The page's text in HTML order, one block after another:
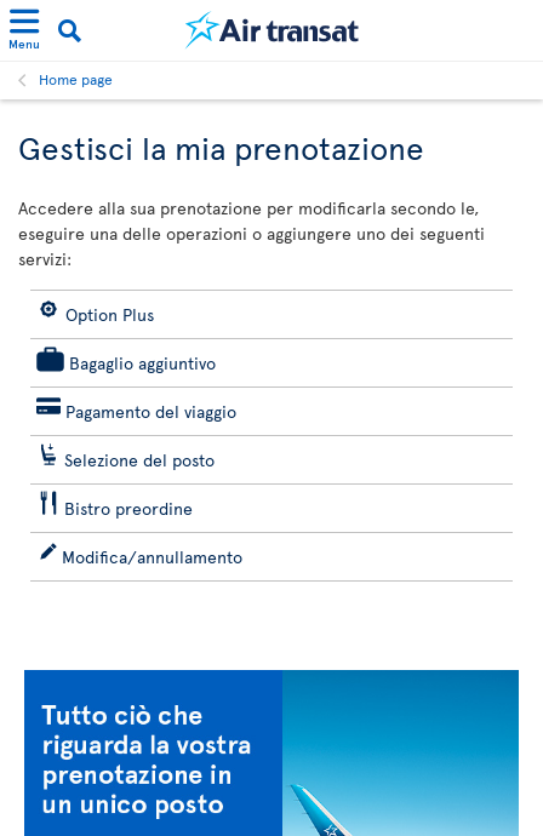
Menu
Home page
Gestisci la mia prenotazione
Accedere alla sua prenotazione per modificarla secondo le,
eseguire una delle operazioni o aggiungere uno dei seguenti
servizi:
Option Plus
Bagaglio aggiuntivo
Pagamento del viaggio
Selezione del posto
Bistro preordine
Modifica/annullamento